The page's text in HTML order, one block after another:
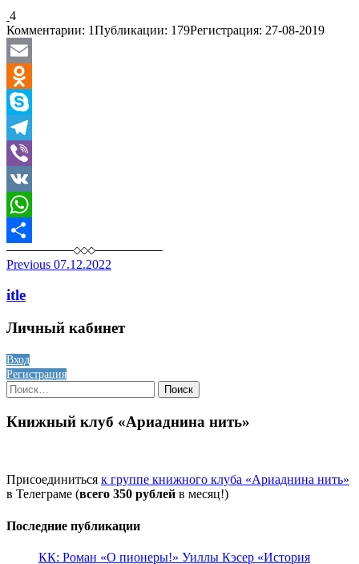
4
Комментарии: 1Публикации: 179Регистрация: 27-08-2019
Email
Odnoklassniki
Skype
Telegram
Viber
VK
WhatsApp
Отправить
Post
navigation
Previous 07.12.2022
itle
Личный кабинет
Вход
Регистрация
Найти:
Книжный клуб «Ариаднина нить»
Присоединиться к группе книжного клуба «Ариаднина нить»
в Телеграме (всего 350 рублей в месяц!)
Последние публикации
КК: Роман «О пионеры!» Уиллы Кэсер «История